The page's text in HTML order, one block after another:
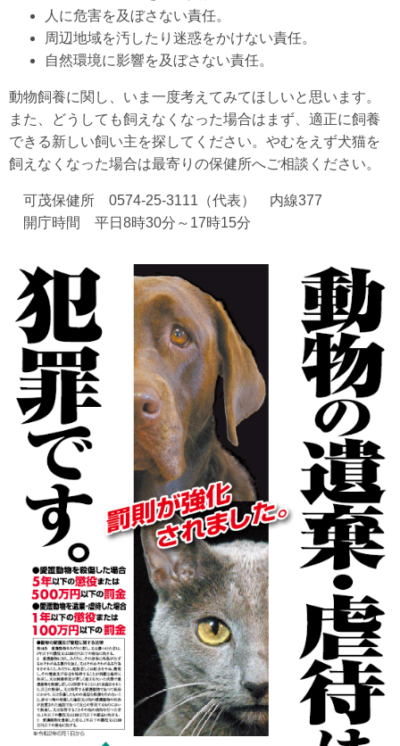
人に危害を及ぼさない責任。
周辺地域を汚したり迷惑をかけない責任。
自然環境に影響を及ぼさない責任。
動物飼養に関し、いま一度考えてみてほしいと思います。
また、どうしても飼えなくなった場合はまず、適正に飼養
できる新しい飼い主を探してください。やむをえず犬猫を
飼えなくなった場合は最寄りの保健所へご相談ください。
可茂保健所 0574-25-3111（代表） 内線377
開庁時間 平日8時30分～17時15分